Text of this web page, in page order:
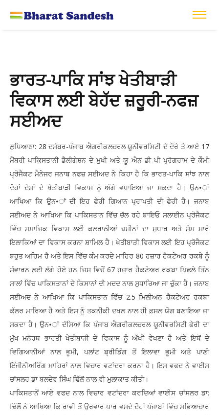
ਭਾਰਤ-ਪਾਕਿ ਸਾਂਝ ਖੇਤੀਬਾੜੀ
ਵਿਕਾਸ ਲਈ ਬੇਹੱਦ ਜ਼ਰੂਰੀ-ਨਫਜ਼
ਸਈਅਦ
ਲੁਧਿਆਣਾ: 28 ਦਸੰਬਰ-ਪੰਜਾਬ ਐਗਰੀਕਲਚਰਲ ਯੂਨੀਵਰਸਿਟੀ ਦੇ ਦੌਰੇ ਤੇ ਆਏ 17
ਮੈਂਬਰੀ ਪਾਕਿਸਤਾਨੀ ਡੈਲੀਗੇਸ਼ਨ ਦੇ ਮੁਖੀ ਅਤੇ ਯੂ ਐਨ ਡੀ ਪੀ ਪ੍ਰੋਗਰਾਮ ਦੇ ਕੌਮੀ
ਪ੍ਰੋਜੈਕਟ ਮੈਨੇਜਰ ਜਨਾਬ ਨਫਜ਼ ਸਈਅਦ ਨੇ ਕਿਹਾ ਹੈ ਕਿ ਭਾਰਤ-ਪਾਕਿ ਸਾਂਝ ਨਾਲ
ਦੋਹਾਂ ਦੇਸ਼ਾਂ ਦੇ ਖੇਤੀਬਾੜੀ ਵਿਕਾਸ ਨੂੰ ਅੱਗੇ ਵਧਾਇਆ ਜਾ ਸਕਦਾ ਹੈ। ਉਨ•ਾਂ
ਆਖਿਆ ਕਿ ਉਨ•ਾਂ ਦੀ ਇਹ ਫੇਰੀ ਗਿਆਨ ਪ੍ਰਾਪਤੀ ਦੀ ਫੇਰੀ ਹੈ। ਜਨਾਬ
ਸਈਅਦ ਨੇ ਆਖਿਆ ਕਿ ਪਾਕਿਸਤਾਨ ਵਿੱਚ ਚੱਲ ਰਹੇ ਬਾਇਓ ਸਲਾਈਨ ਪ੍ਰੋਜੈਕਟ
ਵਿੱਚ ਸਮਾਜਿਕ ਵਿਕਾਸ ਲਈ ਕਲਰਾਠੀਆਂ ਜ਼ਮੀਨਾਂ ਦਾ ਸੁਧਾਰ ਅਤੇ ਸੇਮ ਮਾਰੇ
ਇਲਾਕਿਆਂ ਦਾ ਵਿਕਾਸ ਕਰਨਾ ਸ਼ਾਮਿਲ ਹੈ। ਖੇਤੀਬਾੜੀ ਵਿਕਾਸ ਲਈ ਇਹ ਪ੍ਰੋਜੈਕਟ
ਬਹੁਤ ਅਹਿਮ ਹੈ ਅਤੇ ਇਸ ਵਿੱਚ ਕੰਮ ਕਰਦੇ ਮਾਹਿਰ 80 ਹਜ਼ਾਰ ਹੈਕਟੇਅਰ ਰਕਬੇ ਨੂੰ
ਸੰਵਾਰਨ ਲਈ ਲੱਗੇ ਹੋਏ ਹਨ ਜਿਸ ਵਿਚੋਂ 67 ਹਜ਼ਾਰ ਹੈਕਟੇਅਰ ਰਕਬਾ ਪਿਛਲੇ ਤਿੰਨ
ਸਾਲਾਂ ਵਿੱਚ ਪਾਕਿਸਤਾਨਾਂ ਦੇ ਕਿਸਾਨਾਂ ਦੀ ਮਦਦ ਨਾਲ ਸੁਧਾਰਿਆ ਜਾ ਚੁੱਕਾ ਹੈ। ਜਨਾਬ
ਸਈਅਦ ਨੇ ਆਖਿਆ ਕਿ ਪਾਕਿਸਤਾਨ ਵਿੱਚ 2.5 ਮਿਲੀਅਨ ਹੈਕਟੇਅਰ ਰਕਬਾ
ਕੱਲਰ ਮਾਰਿਆ ਹੈ ਅਤੇ ਇਸ ਨੂੰ ਤਕਨੀਕੀ ਦਖਲ ਨਾਲ ਹੀ ਫ਼ਸਲ ਯੋਗ ਬਣਾਇਆ ਜਾ
ਸਕਦਾ ਹੈ। ਉਨ•ਾਂ ਦੱਸਿਆ ਕਿ ਪੰਜਾਬ ਐਗਰੀਕਲਚਰਲ ਯੂਨੀਵਰਸਿਟੀ ਫੇਰੀ ਦਾ
ਮੁੱਖ ਮਨੋਰਥ ਭਾਰਤੀ ਖੇਤੀਬਾੜੀ ਦੇ ਵਿਕਾਸ ਨੂੰ ਅੱਖੀਂ ਵੇਖਣਾ ਹੈ ਅਤੇ ਇਥੋਂ ਦੇ
ਵਿਗਿਆਨੀਆਂ ਨਾਲ ਭੂਮੀ, ਪਲਾਂਟ ਬ੍ਰੀਡਿੰਗ ਤੋਂ ਇਲਾਵਾ ਭੂਮੀ ਅਤੇ ਪਾਣੀ
ਇੰਜੀਨੀਅਰਿੰਗ ਮਾਹਿਰਾਂ ਨਾਲ ਵਿਚਾਰ ਵਟਾਂਦਰਾ ਕਰਨਾ ਹੈ। ਇਸ ਵਫਦ ਨੇ ਵਾਈਸ
ਚਾਂਸਲਰ ਡਾ ਬਲਦੇਵ ਸਿੰਘ ਢਿੱਲੋਂ ਨਾਲ ਵੀ ਮੁਲਾਕਾਤ ਕੀਤੀ।
ਪਾਕਿਸਤਾਨੋਂ ਆਏ ਵਫਦ ਨਾਲ ਵਿਚਾਰ ਵਟਾਂਦਰਾ ਕਰਦਿਆਂ ਵਾਈਸ ਚਾਂਸਲਰ ਡਾ:
ਢਿੱਲੋਂ ਨੇ ਆਖਿਆ ਕਿ ਰਾਵੀ ਤੋਂ ਉਰਵਾਰ ਪਾਰ ਵਸਦੇ ਦੋਹਾਂ ਪੰਜਾਬਾਂ ਵਿੱਚ ਸਭਿਆਚਾਰ